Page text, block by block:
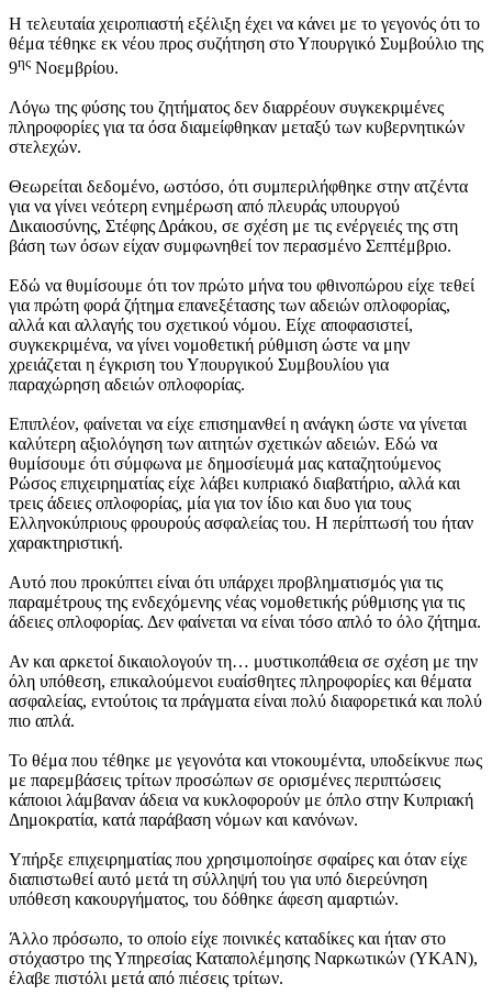
Η τελευταία χειροπιαστή εξέλιξη έχει να κάνει με το γεγονός ότι το
θέμα τέθηκε εκ νέου προς συζήτηση στο Υπουργικό Συμβούλιο της
9ης Νοεμβρίου.
Λόγω της φύσης του ζητήματος δεν διαρρέουν συγκεκριμένες
πληροφορίες για τα όσα διαμείφθηκαν μεταξύ των κυβερνητικών
στελεχών.
Θεωρείται δεδομένο, ωστόσο, ότι συμπεριλήφθηκε στην ατζέντα
για να γίνει νεότερη ενημέρωση από πλευράς υπουργού
Δικαιοσύνης, Στέφης Δράκου, σε σχέση με τις ενέργειές της στη
βάση των όσων είχαν συμφωνηθεί τον περασμένο Σεπτέμβριο.
Εδώ να θυμίσουμε ότι τον πρώτο μήνα του φθινοπώρου είχε τεθεί
για πρώτη φορά ζήτημα επανεξέτασης των αδειών οπλοφορίας,
αλλά και αλλαγής του σχετικού νόμου. Είχε αποφασιστεί,
συγκεκριμένα, να γίνει νομοθετική ρύθμιση ώστε να μην
χρειάζεται η έγκριση του Υπουργικού Συμβουλίου για
παραχώρηση αδειών οπλοφορίας.
Επιπλέον, φαίνεται να είχε επισημανθεί η ανάγκη ώστε να γίνεται
καλύτερη αξιολόγηση των αιτητών σχετικών αδειών. Εδώ να
θυμίσουμε ότι σύμφωνα με δημοσίευμά μας καταζητούμενος
Ρώσος επιχειρηματίας είχε λάβει κυπριακό διαβατήριο, αλλά και
τρεις άδειες οπλοφορίας, μία για τον ίδιο και δυο για τους
Ελληνοκύπριους φρουρούς ασφαλείας του. Η περίπτωσή του ήταν
χαρακτηριστική.
Αυτό που προκύπτει είναι ότι υπάρχει προβληματισμός για τις
παραμέτρους της ενδεχόμενης νέας νομοθετικής ρύθμισης για τις
άδειες οπλοφορίας. Δεν φαίνεται να είναι τόσο απλό το όλο ζήτημα.
Αν και αρκετοί δικαιολογούν τη… μυστικοπάθεια σε σχέση με την
όλη υπόθεση, επικαλούμενοι ευαίσθητες πληροφορίες και θέματα
ασφαλείας, εντούτοις τα πράγματα είναι πολύ διαφορετικά και πολύ
πιο απλά.
Το θέμα που τέθηκε με γεγονότα και ντοκουμέντα, υποδείκνυε πως
με παρεμβάσεις τρίτων προσώπων σε ορισμένες περιπτώσεις
κάποιοι λάμβαναν άδεια να κυκλοφορούν με όπλο στην Κυπριακή
Δημοκρατία, κατά παράβαση νόμων και κανόνων.
Υπήρξε επιχειρηματίας που χρησιμοποίησε σφαίρες και όταν είχε
διαπιστωθεί αυτό μετά τη σύλληψή του για υπό διερεύνηση
υπόθεση κακουργήματος, του δόθηκε άφεση αμαρτιών.
Άλλο πρόσωπο, το οποίο είχε ποινικές καταδίκες και ήταν στο
στόχαστρο της Υπηρεσίας Καταπολέμησης Ναρκωτικών (ΥΚΑΝ),
έλαβε πιστόλι μετά από πιέσεις τρίτων.